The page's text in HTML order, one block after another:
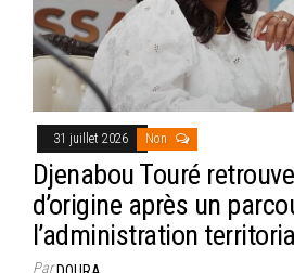
31 juillet 2026 Non
Djenabou Touré
d’origine après un
l’administration
Par